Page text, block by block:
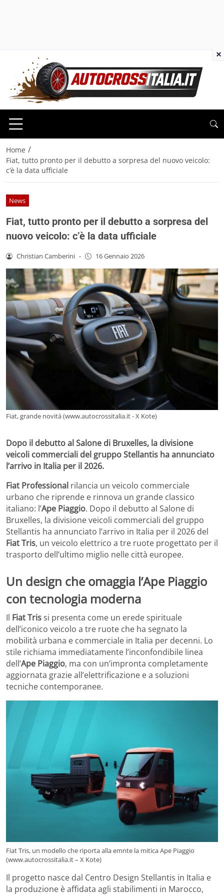
Home /
Fiat, tutto pronto per il debutto a sorpresa del nuovo veicolo:
c’è la data ufficiale
News
Fiat, tutto pronto per il debutto a sorpresa del
nuovo veicolo: c’è la data ufficiale
Christian Camberini - 16 Gennaio 2026
Fiat, grande novità (www.autocrossitalia.it - X Kote)
Dopo il debutto al Salone di Bruxelles, la divisione
veicoli commerciali del gruppo Stellantis ha annunciato
l’arrivo in Italia per il 2026.
Fiat Professional rilancia un veicolo commerciale
urbano che riprende e rinnova un grande classico
italiano: l’Ape Piaggio. Dopo il debutto al Salone di
Bruxelles, la divisione veicoli commerciali del gruppo
Stellantis ha annunciato l’arrivo in Italia per il 2026 del
Fiat Tris, un veicolo elettrico a tre ruote progettato per il
trasporto dell’ultimo miglio nelle città europee.
Un design che omaggia l’Ape Piaggio
con tecnologia moderna
Il Fiat Trissi presenta come un erede spirituale
dell’iconico veicolo a tre ruote che ha segnato la
mobilità urbana e commerciale in Italia per decenni. Lo
stile richiama immediatamente l’inconfondibile linea
dell’Ape Piaggio, ma con un’impronta completamente
aggiornata grazie all’elettrificazione e a soluzioni
tecniche contemporanee.
Fiat Tris, un modello che riporta alla emnte la mitica Ape Piaggio
(www.autocrossitalia.it – X Kote)
Il progetto nasce dal Centro Design Stellantis in Italia e
la produzione è affidata agli stabilimenti in Marocco,
×